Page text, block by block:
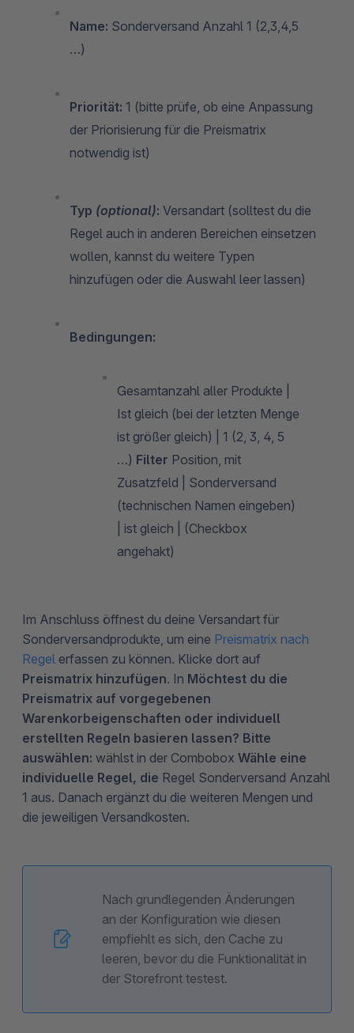
Name: Sonderversand Anzahl 1 (2,3,4,5
…)
Priorität: 1 (bitte prüfe, ob eine Anpassung
der Priorisierung für die Preismatrix
notwendig ist)
Typ (optional): Versandart (solltest du die
Regel auch in anderen Bereichen einsetzen
wollen, kannst du weitere Typen
hinzufügen oder die Auswahl leer lassen)
Bedingungen:
Gesamtanzahl aller Produkte |
Ist gleich (bei der letzten Menge
ist größer gleich) | 1 (2, 3, 4, 5
…) Filter Position, mit
Zusatzfeld | Sonderversand
(technischen Namen eingeben)
| ist gleich | (Checkbox
angehakt)
Im Anschluss öffnest du deine Versandart für
Sonderversandprodukte, um eine Preismatrix nach
Regel erfassen zu können. Klicke dort auf
Preismatrix hinzufügen. In Möchtest du die
Preismatrix auf vorgegebenen
Warenkorbeigenschaften oder individuell
erstellten Regeln basieren lassen? Bitte
auswählen: wählst in der Combobox Wähle eine
individuelle Regel, die Regel Sonderversand Anzahl
1 aus. Danach ergänzt du die weiteren Mengen und
die jeweiligen Versandkosten.
Nach grundlegenden Änderungen
an der Konfiguration wie diesen
empfiehlt es sich, den Cache zu
leeren, bevor du die Funktionalität in
der Storefront testest.